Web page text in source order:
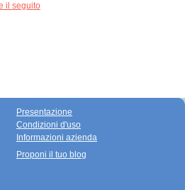
il seguito
Presentazione
Condizioni d'uso
Informazioni azienda
Proponi il tuo blog